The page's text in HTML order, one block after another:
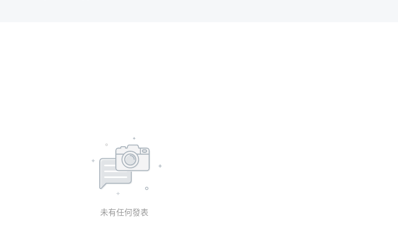
未有任何發表